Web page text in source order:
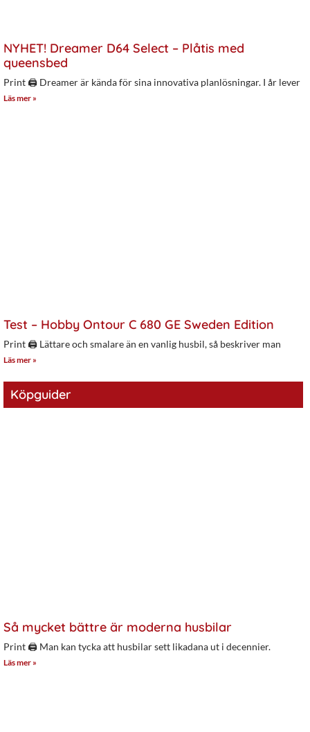
NYHET! Dreamer D64 Select – Plåtis med
queensbed
Print 🖨 Dreamer är kända för sina innovativa planlösningar. I år lever
Läs mer »
Test – Hobby Ontour C 680 GE Sweden Edition
Print 🖨 Lättare och smalare än en vanlig husbil, så beskriver man
Läs mer »
Köpguider
Så mycket bättre är moderna husbilar
Print 🖨 Man kan tycka att husbilar sett likadana ut i decennier.
Läs mer »